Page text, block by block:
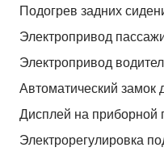
Подогрев задних
Электропривод
Электропривод
Автоматический замок
Дисплей на приборной
Электрорегулировка